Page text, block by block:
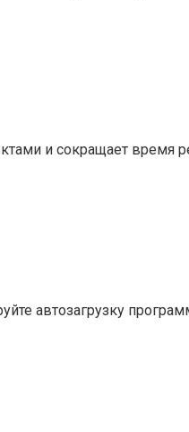
и сокращает время
автозагрузку